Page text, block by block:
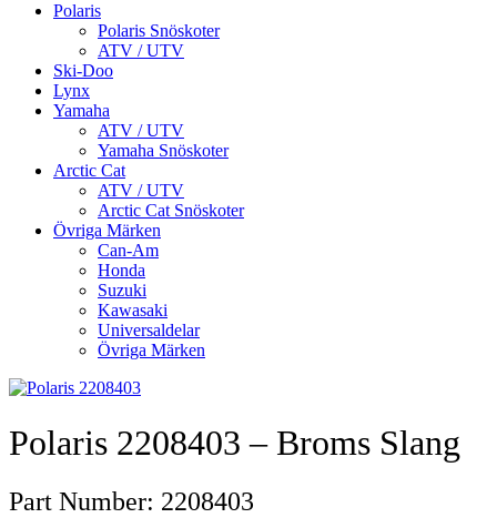
Polaris
Polaris Snöskoter
ATV / UTV
Ski-Doo
Lynx
Yamaha
ATV / UTV
Yamaha Snöskoter
Arctic Cat
ATV / UTV
Arctic Cat Snöskoter
Övriga Märken
Can-Am
Honda
Suzuki
Kawasaki
Universaldelar
Övriga Märken
Polaris 2208403 – Broms Slang
Part Number: 2208403